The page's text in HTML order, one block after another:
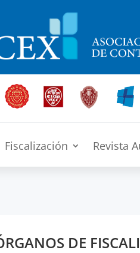
Fiscalización Revista
DE